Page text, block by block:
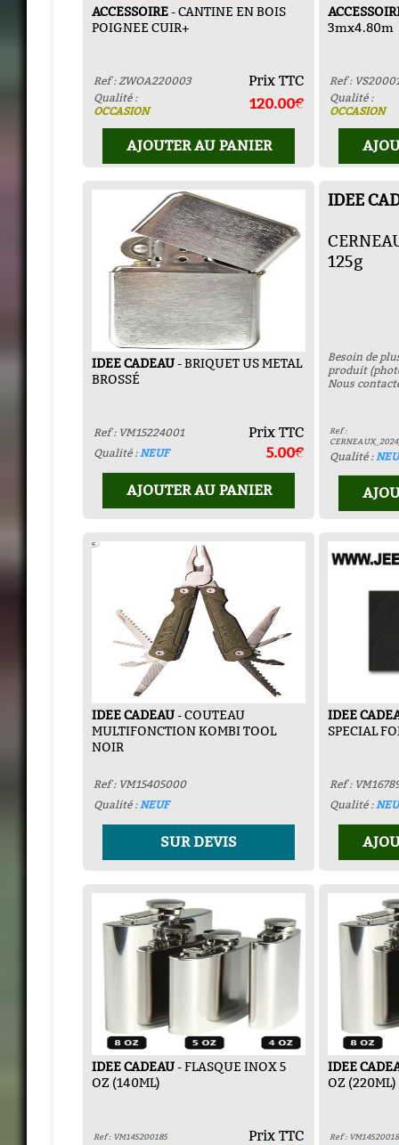
ACCESSOIRE- CANTINE EN BOIS
POIGNEE CUIR+
Ref : ZWOA220003 Prix TTC
Qualité :
OCCASION
120.00€
AJOUTER AU PANIER
3mx4.80m
Ref :
Qualité :
OCCASION
IDEE CADEAU- BRIQUET US METAL
BROSSÉ
Ref : VM15224001 Prix TTC
Qualité :NEUF 5.00€
AJOUTER AU PANIER
IDEE
125g
Besoin de
produit
Nous
Ref :
Qualité :
IDEE CADEAU- COUTEAU
MULTIFONCTION KOMBI TOOL
NOIR
Ref : VM15405000
Qualité :NEUF
SUR DEVIS
IDEE
SPECIAL
Ref :
Qualité :
IDEE CADEAU- FLASQUE INOX 5
OZ (140ML)
Ref : VM145200185 Prix TTC
IDEE
OZ (220ML)
Ref :